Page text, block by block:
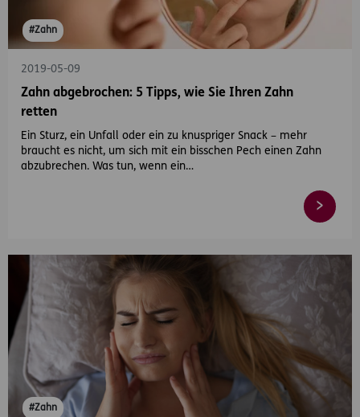
#Zahn
2019-05-09
Zahn abgebrochen: 5 Tipps, wie Sie Ihren Zahn
retten
Ein Sturz, ein Unfall oder ein zu knuspriger Snack – mehr
braucht es nicht, um sich mit ein bisschen Pech einen Zahn
abzubrechen. Was tun, wenn ein…
#Zahn